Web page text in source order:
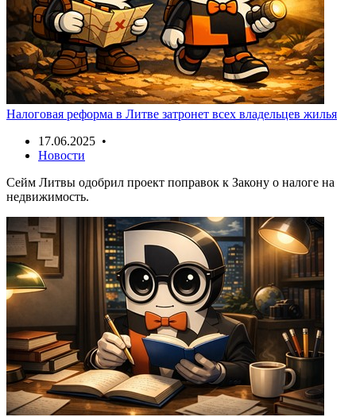
Налоговая реформа в Литве затронет всех владельцев жилья
17.06.2025 •
Новости
Сейм Литвы одобрил проект поправок к Закону о налоге на
недвижимость.